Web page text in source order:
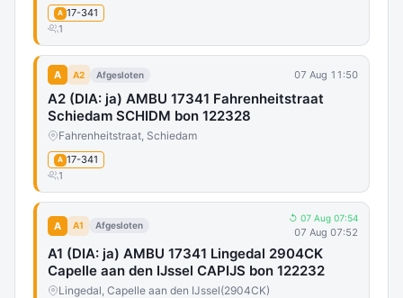
A 17-341
1
A A2 Afgesloten 07 Aug 11:50
A2 (DIA: ja) AMBU 17341 Fahrenheitstraat
Schiedam SCHIDM bon 122328
Fahrenheitstraat, Schiedam
A 17-341
1
A A1 Afgesloten
↺ 07 Aug 07:54
07 Aug 07:52
A1 (DIA: ja) AMBU 17341 Lingedal 2904CK
Capelle aan den IJssel CAPIJS bon 122232
Lingedal, Capelle aan den IJssel(2904CK)